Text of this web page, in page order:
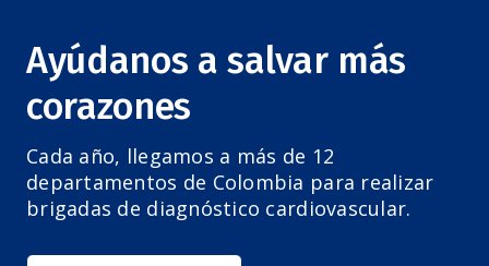
Ayúdanos a salvar más
corazones
Cada año, llegamos a más de 12
departamentos de Colombia para realizar
brigadas de diagnóstico cardiovascular.